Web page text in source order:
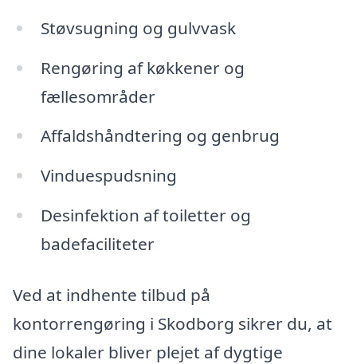
Støvsugning og gulvvask
Rengøring af køkkener og
fællesområder
Affaldshåndtering og genbrug
Vinduespudsning
Desinfektion af toiletter og
badefaciliteter
Ved at indhente tilbud på
kontorrengøring i Skodborg sikrer du, at
dine lokaler bliver plejet af dygtige